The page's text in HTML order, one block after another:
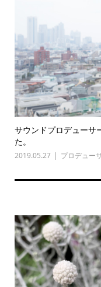
サウンドプロデューサ
た。
2019.05.27 プロデュー